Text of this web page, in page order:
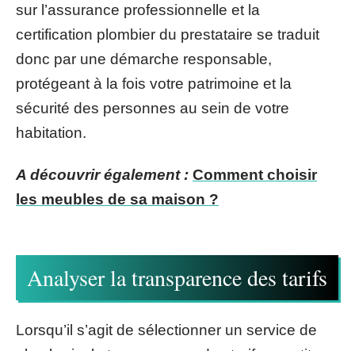
sur l’assurance professionnelle et la
certification plombier du prestataire se traduit
donc par une démarche responsable,
protégeant à la fois votre patrimoine et la
sécurité des personnes au sein de votre
habitation.
A découvrir également : Comment choisir
les meubles de sa maison ?
Analyser la transparence des tarifs
Lorsqu’il s’agit de sélectionner un service de